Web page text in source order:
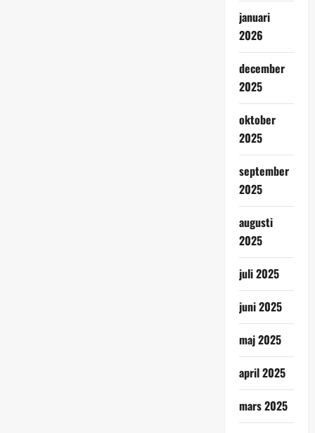
januari
2026
december
2025
oktober
2025
september
2025
augusti
2025
juli 2025
juni 2025
maj 2025
april 2025
mars 2025